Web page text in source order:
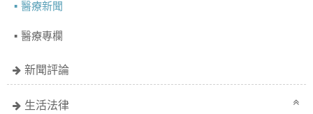
醫療新聞
醫療專欄
新聞評論
生活法律